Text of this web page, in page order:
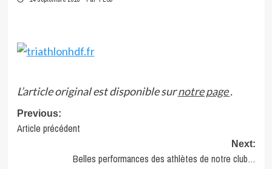
L’article original est disponible surnotre page.
Post
navigation
Previous:
Article précédent
Next:
Belles performances des athlètes de notre club…